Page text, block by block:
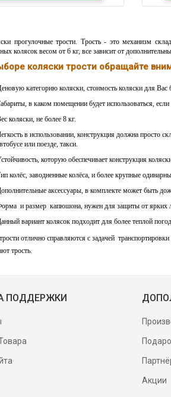
прогулочные трости. Трость - это механизм
колясок весом от 6 кг, все зависит от
коляски трости обращайте
категорию коляски, стоимость коляски для
в каком помещении будет использоваться,
коляски, не более 8 кг.
в использовании, конструкция должна просто
или поезде, такси.
которую обеспечивает конструкция
колёс, заводненные колёса, и более крупные
аксессуары, в комплекте может быть
и размер капюшона, нужен для защиты от ярких
вариант колясок подходит для более теплой
отлично справляются с задачей
трость.
ПОДДЕРЖКИ
Акции